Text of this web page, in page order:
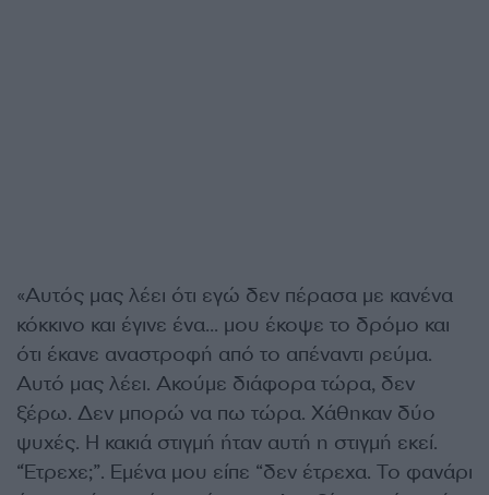
«Αυτός μας λέει ότι εγώ δεν πέρασα με κανένα
κόκκινο και έγινε ένα… μου έκοψε το δρόμο και
ότι έκανε αναστροφή από το απέναντι ρεύμα.
Αυτό μας λέει. Ακούμε διάφορα τώρα, δεν
ξέρω. Δεν μπορώ να πω τώρα. Χάθηκαν δύο
ψυχές. Η κακιά στιγμή ήταν αυτή η στιγμή εκεί.
“Έτρεχε;”. Εμένα μου είπε “δεν έτρεχα. Το φανάρι